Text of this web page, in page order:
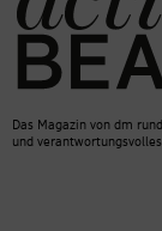
Das Magazin von dm
und